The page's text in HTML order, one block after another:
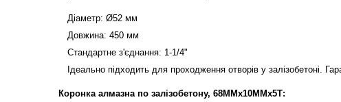
Діаметр: Ø52 мм
Довжина: 450 мм
Стандартне з'єднання: 1-1/4"
Ідеально підходить для проходження отворів у залізобетоні.
Коронка алмазна по залізобетону, 68ММх10ММх5Т: